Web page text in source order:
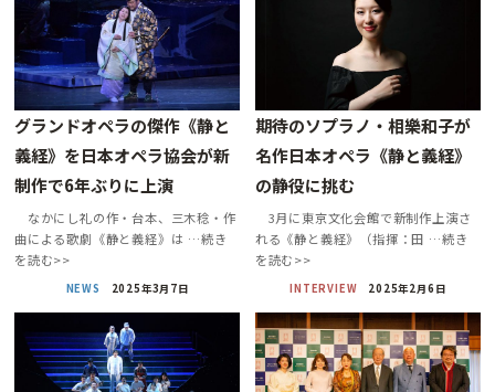
グランドオペラの傑作《静と
義経》を日本オペラ協会が新
制作で6年ぶりに上演
なかにし礼の作・台本、三木稔・作
曲による歌劇《静と義経》は …続き
を読む>>
NEWS 2025年3月7日
期待のソプラノ・相樂和子が
名作日本オペラ《静と義経》
の静役に挑む
3月に東京文化会館で新制作上演さ
れる《静と義経》（指揮：田 …続き
を読む>>
INTERVIEW 2025年2月6日